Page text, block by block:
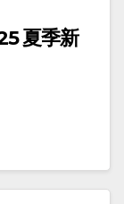
夏季新